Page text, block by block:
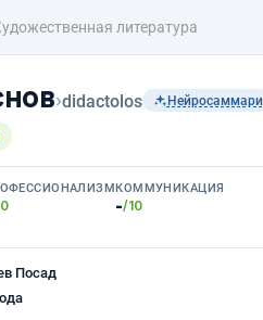
литература
›didactolos Нейросаммари
КОММУНИКАЦИЯ
-/10
Посад